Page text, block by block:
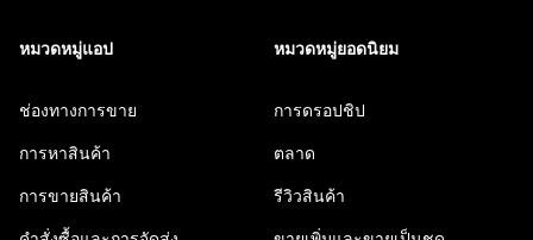
หมวดหมู่แอป
ช่องทางการขาย
การหาสินค้า
การขายสินค้า
หมวดหมู่ยอดนิยม
การดรอปชิป
ตลาด
รีวิวสินค้า